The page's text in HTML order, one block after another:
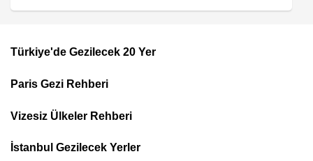
Top
Menu
Türkiye'de Gezilecek 20 Yer
Paris Gezi Rehberi
Vizesiz Ülkeler Rehberi
İstanbul Gezilecek Yerler